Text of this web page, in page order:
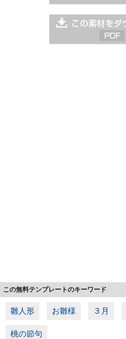
この無料テンプレートのキーワード
雛人形 お雛様 ３月
桃の節句